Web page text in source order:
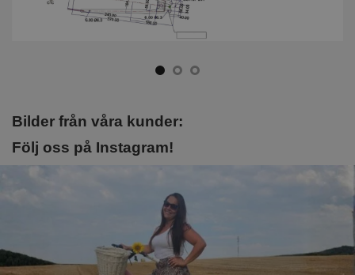
Bilder från våra kunder:
Följ oss på Instagram!